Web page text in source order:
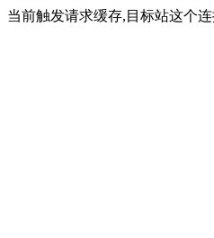
当前触发请求缓存,目标站这个